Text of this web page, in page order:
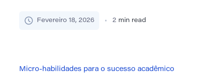
não entenderam a ideia-chave. Verificar a
simples, rápidas e de baixo estresse […]
Fevereiro 18, 2026 2 min read
Micro-habilidades para o sucesso acadêmico